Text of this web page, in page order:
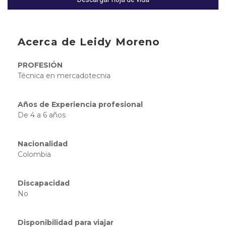
Acerca de Leidy Moreno
PROFESIÓN
Técnica en mercadotecnia
Años de Experiencia profesional
De 4 a 6 años
Nacionalidad
Colombia
Discapacidad
No
Disponibilidad para viajar